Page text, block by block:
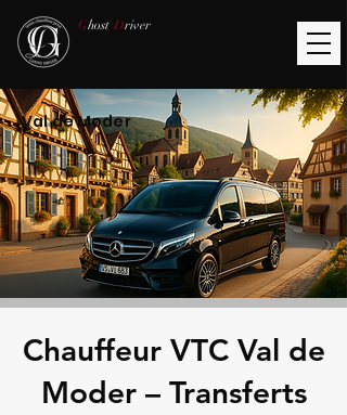
Ghost Driver
Val de Moder
Chauffeur VTC Val de
Moder – Transferts